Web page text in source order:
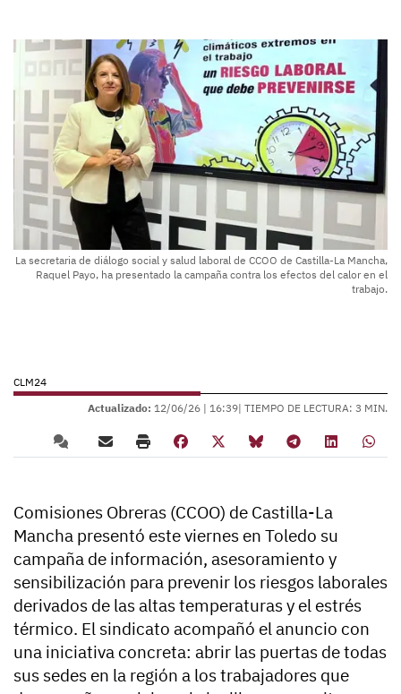
La secretaria de diálogo social y salud laboral de CCOO de Castilla-La Mancha,
Raquel Payo, ha presentado la campaña contra los efectos del calor en el
trabajo.
CLM24
Actualizado: 12/06/26 | 16:39| TIEMPO DE LECTURA: 3 MIN.
Comisiones Obreras (CCOO) de Castilla-La
Mancha presentó este viernes en Toledo su
campaña de información, asesoramiento y
sensibilización para prevenir los riesgos laborales
derivados de las altas temperaturas y el estrés
térmico. El sindicato acompañó el anuncio con
una iniciativa concreta: abrir las puertas de todas
sus sedes en la región a los trabajadores que